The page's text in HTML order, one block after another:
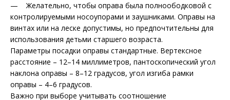
— Желательно, чтобы оправа была полноободковой с
контро­лируемыми носоупорами и заушниками. Оправы на
винтах или на леске допустимы, но предпочтительны для
использования детьми старшего возраста.
Параметры посадки оправы стандартные. Вертексное
расстояние – 12–14 миллиметров, пантоскопический угол
наклона оправы – 8–12 градусов, угол изгиба рамки
оправы – 4–6 градусов.
Важно при выборе учитывать соотношение